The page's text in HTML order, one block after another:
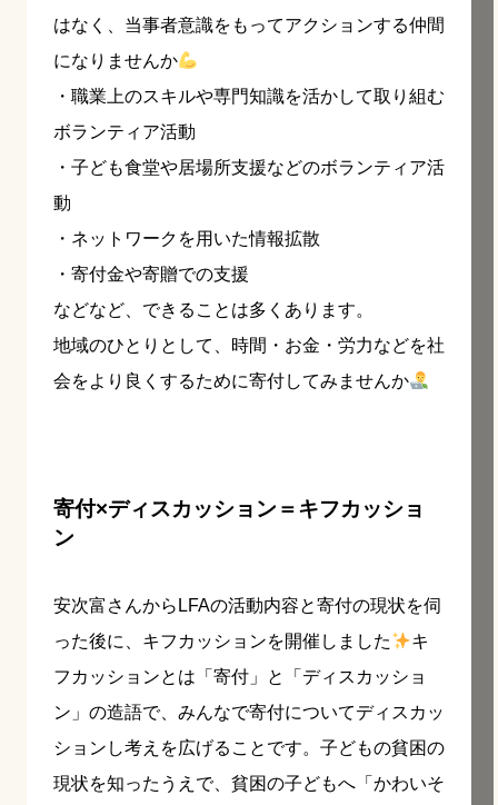
はなく、当事者意識をもってアクションする仲間
になりませんか
・職業上のスキルや専門知識を活かして取り組む
ボランティア活動
・子ども食堂や居場所支援などのボランティア活
動
・ネットワークを用いた情報拡散
・寄付金や寄贈での支援
などなど、できることは多くあります。
地域のひとりとして、時間・お金・労力などを社
会をより良くするために寄付してみませんか
寄付×ディスカッション＝キフカッショ
ン
安次富さんからLFAの活動内容と寄付の現状を伺
った後に、キフカッションを開催しました
キ
フカッションとは「寄付」と「ディスカッショ
ン」の造語で、みんなで寄付についてディスカッ
ションし考えを広げることです。子どもの貧困の
現状を知ったうえで、貧困の子どもへ「かわいそ